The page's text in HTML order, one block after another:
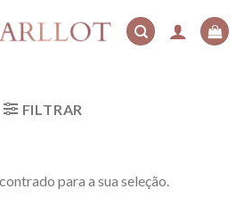
FILTRAR
para a sua seleção.